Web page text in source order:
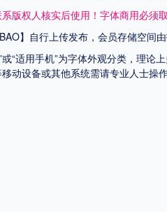
版权人核实后使用！字体商用必须
】自行上传发布，会员存储空间
“适用手机”为字体外观分类，理论
动设备或其他系统需请专业人士